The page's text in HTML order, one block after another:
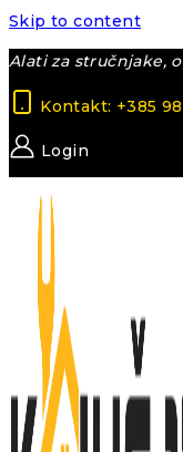
Skip to content
Alati za stručnjake,
Kontakt: +385
Login